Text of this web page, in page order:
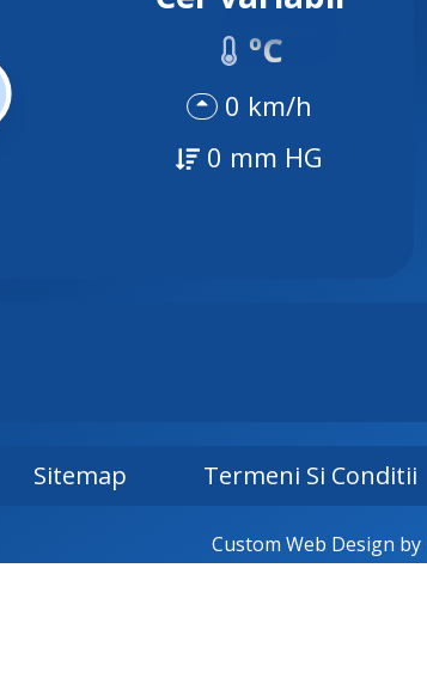
ºC
0 km/h
0 mm HG
Sitemap Termeni Si Conditii
Custom Web Design by